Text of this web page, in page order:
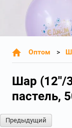
Оптом
Шар (12''/
пастель,
Предыдущий